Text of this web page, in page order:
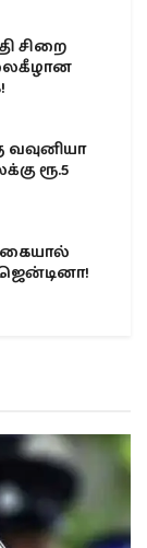
சிறை
ரூ.5